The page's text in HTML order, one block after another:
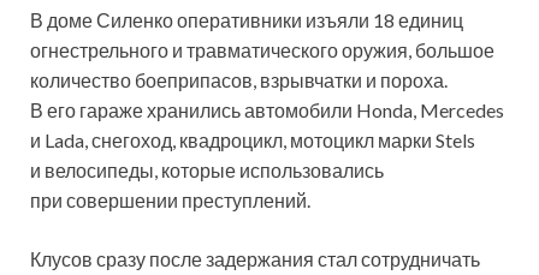
В доме Силенко оперативники изъяли 18 единиц
огнестрельного и травматического оружия, большое
количество боеприпасов, взрывчатки и пороха.
В его гараже хранились автомобили Honda, Mercedes
и Lada, снегоход, квадроцикл, мотоцикл марки Stels
и велосипеды, которые использовались
при совершении преступлений.
Клусов сразу после задержания стал сотрудничать